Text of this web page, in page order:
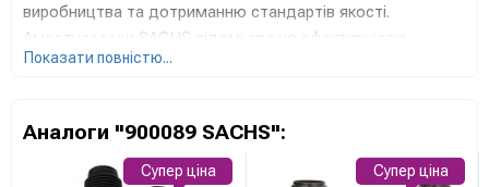
виробництва та дотриманню стандартів якості.
Амортизатори SACHS відомі своєю ефективністю,
стійкістю до навантажень та оптимальною роботою в
Бренд SACHS великим способом вкладає у дослідження
та розробку новітніх технологій для підвищення
продуктивності та забезпечення відмінних властивостей
Показати повністю...
Аналоги "900089 SACHS":
Супер ціна Супер ціна